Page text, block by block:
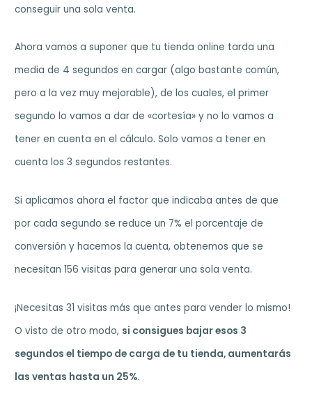
conseguir una sola venta.
Ahora vamos a suponer que tu tienda online tarda una
media de 4 segundos en cargar (algo bastante común,
pero a la vez muy mejorable), de los cuales, el primer
segundo lo vamos a dar de «cortesía» y no lo vamos a
tener en cuenta en el cálculo. Solo vamos a tener en
cuenta los 3 segundos restantes.
Si aplicamos ahora el factor que indicaba antes de que
por cada segundo se reduce un 7% el porcentaje de
conversión y hacemos la cuenta, obtenemos que se
necesitan 156 visitas para generar una sola venta.
¡Necesitas 31 visitas más que antes para vender lo mismo!
O visto de otro modo, si consigues bajar esos 3
segundos el tiempo de carga de tu tienda, aumentarás
las ventas hasta un 25%.